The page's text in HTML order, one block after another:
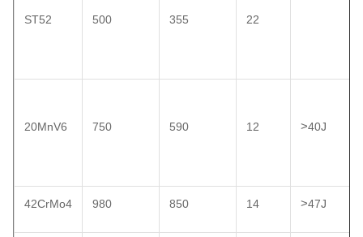
ST52 500 355 22
20MnV6 750 590 12 >40J
42CrMo4 980 850 14 >47J